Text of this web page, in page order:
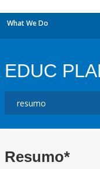
What We Do
EDUC
Resumo*